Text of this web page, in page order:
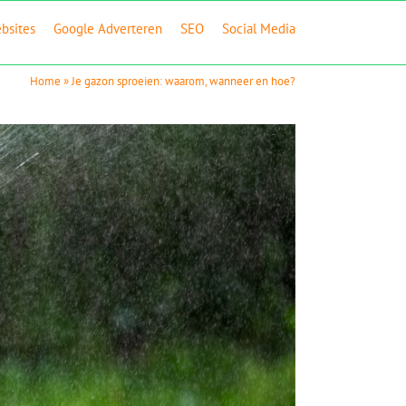
Google Adverteren SEO Social Media
Home »Je gazon sproeien: waarom, wanneer en hoe?